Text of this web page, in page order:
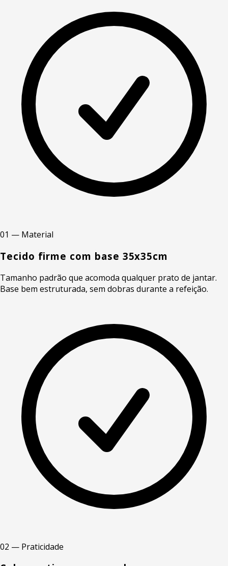
01 — Material
Tecido firme com base 35x35cm
Tamanho padrão que acomoda qualquer prato de jantar.
Base bem estruturada, sem dobras durante a refeição.
02 — Praticidade